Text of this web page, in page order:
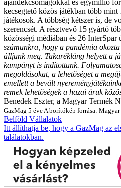
ajándékcsomagokkal és egymillió
kecsegtető közös játékban több mint
játékosok. A többség kétszer is, de
szerencsét. A résztvevő 15 gyártó
közösségi médiában és 26 InterSpar
számunkra, hogy a pandémia
álljunk meg. Takarékláng helyett a
kampányt is indítottunk.
megoldásokat, a lehetőséget a
emellett a bevált
remek lehetőségek a hazai áruk
Benedek Eszter, a Magyar Termék
GazMag 5 éve A borítókép forrása: Magyar
Belföld Vállalatok
Itt állíthatja be, hogy a GazMag az
találatokban.